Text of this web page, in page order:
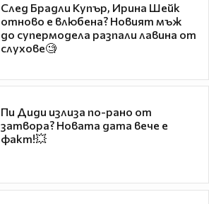
След Брадли Купър, Ирина Шейк
отново е влюбена? Новият мъж
до супермодела разпали лавина от
слухове🧐
Пи Диди излиза по-рано от
затвора? Новата дата вече е
факт!💥